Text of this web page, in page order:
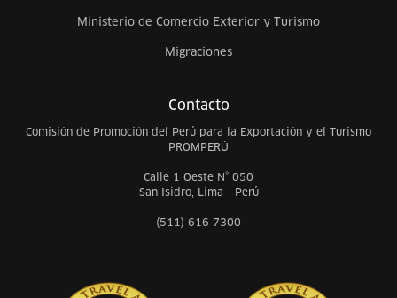
Ministerio de Comercio Exterior y Turismo
Migraciones
Contacto
Comisión de Promoción del Perú para la Exportación y el Turismo
PROMPERÚ
Calle 1 Oeste N° 050
San Isidro, Lima - Perú
(511) 616 7300